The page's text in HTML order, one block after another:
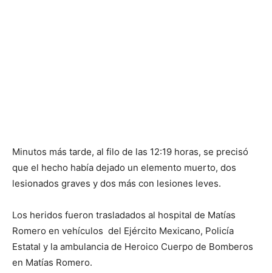
Minutos más tarde, al filo de las 12:19 horas, se precisó
que el hecho había dejado un elemento muerto, dos
lesionados graves y dos más con lesiones leves.
Los heridos fueron trasladados al hospital de Matías
Romero en vehículos del Ejército Mexicano, Policía
Estatal y la ambulancia de Heroico Cuerpo de Bomberos
en Matías Romero.